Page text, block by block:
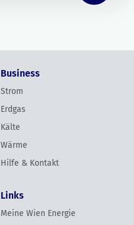
Business
Strom
Erdgas
Kälte
Wärme
Hilfe & Kontakt
Links
Meine Wien Energie